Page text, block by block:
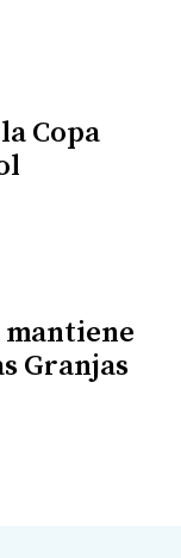
Copa
mantiene
Granjas